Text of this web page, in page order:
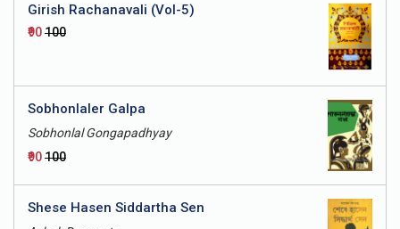
Girish Rachanavali (Vol-5)
₹90₹100
Sobhonlaler Galpa
Sobhonlal Gongapadhyay
₹90₹100
Shese Hasen Siddartha Sen